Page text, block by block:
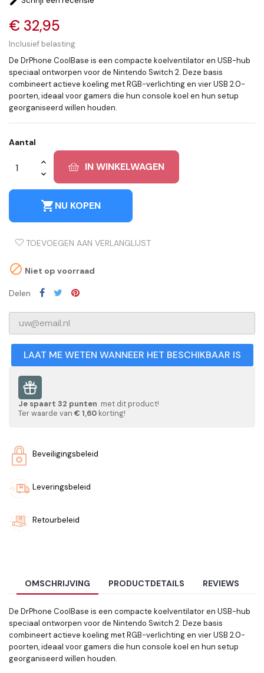
€ 32,95
Inclusief belasting
De DrPhone CoolBase is een compacte koelventilator en USB-hub
speciaal ontworpen voor de Nintendo Switch 2. Deze basis
combineert actieve koeling met RGB-verlichting en vier USB 2.0-
poorten, ideaal voor gamers die hun console koel en hun setup
georganiseerd willen houden.
Aantal
IN WINKELWAGEN
shopping_cartNU KOPEN
TOEVOEGEN AAN VERLANGLIJST
 Niet op voorraad
Delen
LAAT ME WETEN WANNEER HET BESCHIKBAAR IS
Je spaart 32 punten met dit product!
Ter waarde van € 1,60 korting!
Beveiligingsbeleid
Leveringsbeleid
Retourbeleid
OMSCHRIJVING PRODUCTDETAILS REVIEWS
De DrPhone CoolBase is een compacte koelventilator en USB-hub
speciaal ontworpen voor de Nintendo Switch 2. Deze basis
combineert actieve koeling met RGB-verlichting en vier USB 2.0-
poorten, ideaal voor gamers die hun console koel en hun setup
georganiseerd willen houden.